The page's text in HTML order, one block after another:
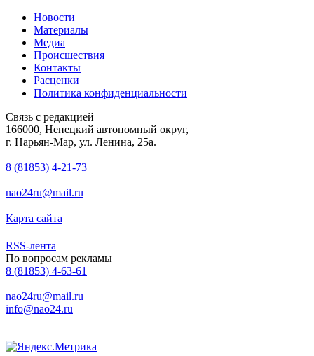
Новости
Материалы
Медиа
Происшествия
Контакты
Расценки
Политика конфиденциальности
Связь с редакцией
166000, Ненецкий автономный округ,
г. Нарьян-Мар, ул. Ленина, 25а.
8 (81853) 4-21-73
nao24ru@mail.ru
Карта сайта
RSS-лента
По вопросам рекламы
8 (81853) 4-63-61
nao24ru@mail.ru
info@nao24.ru